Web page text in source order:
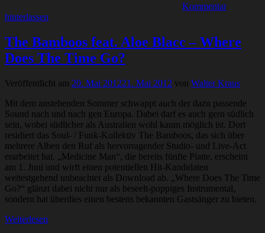
Kommentar
hinterlassen
The Bamboos feat. Aloe Blacc – Where
Does The Time Go?
Veröffentlicht am 20. Mai 201221. Mai 2012 von Walter Kraus
Mit dem anstehenden Sommer schwappt auch der dazu passende
Sound nach und nach gen Europa. Dabei darf es auch gern südlich
sein, wobei südlicher als Australien wohl kaum möglich ist. Dort
residiert das Soul- / Funk-Kollektiv The Bamboos, das sich über
mehrere Alben den Ruf als hervorragender Studio- und Live-Act
erarbeitet hat. „Medicine Man“, die bereits fünfte Platte, erscheint
am 1. Juni und wirft einen potentiellen Hit-Kandidaten
weitestgehend unbeachtet als Download ab. „Where Does The Time
Go?“ glänzt dabei nicht nur als beseelt-poppiges Instrumental,
sondern hat überdies einen bestens bekannten Gastsänger zu bieten.
Weiterlesen